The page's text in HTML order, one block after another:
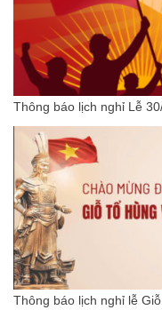
Thông báo lịch nghỉ Lễ
Thông báo lịch nghỉ lễ